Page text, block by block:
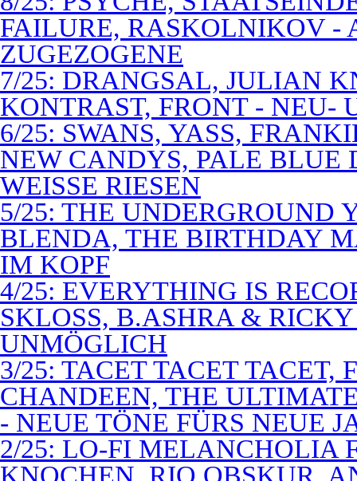
FAILURE, RASKOLNIKOV -
ZUGEZOGENE
7/25: DRANGSAL, JULIAN
KONTRAST, FRONT - NEU-
6/25: SWANS, YASS,
NEW CANDYS, PALE BLUE
WEISSE RIESEN
5/25: THE UNDERGROUND
BLENDA, THE BIRTHDAY
IM KOPF
4/25: EVERYTHING IS
SKLOSS, B.ASHRA &
UNMÖGLICH
3/25: TACET TACET TACET,
CHANDEEN, THE
- NEUE TÖNE FÜRS NEUE
2/25: LO-FI MELANCHOLIA
KNOCHEN, RIO OBSKUR,